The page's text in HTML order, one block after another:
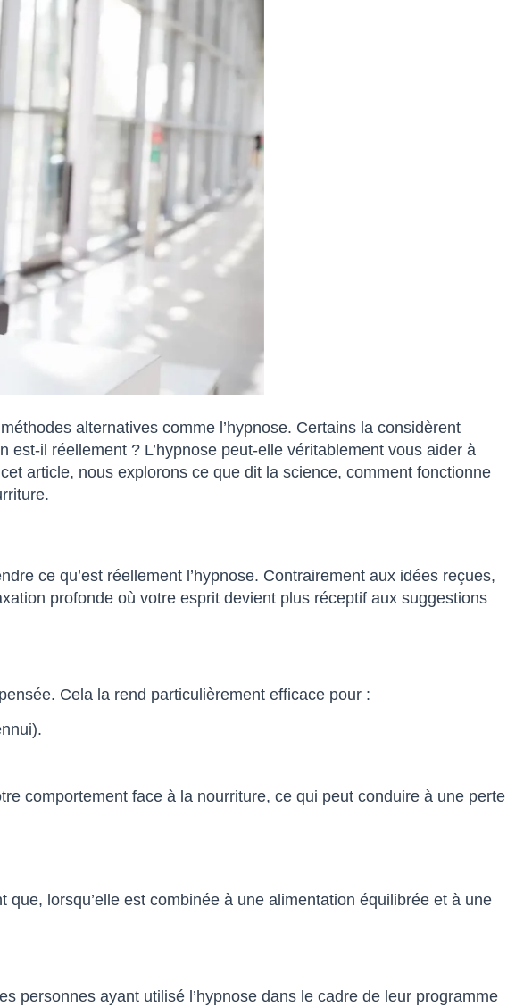
alternatives comme l’hypnose. Certains la considèrent
il réellement ? L’hypnose peut-elle véritablement vous aider à
article, nous explorons ce que dit la science, comment fonctionne
ce qu’est réellement l’hypnose. Contrairement aux idées reçues,
profonde où votre esprit devient plus réceptif aux suggestions
Cela la rend particulièrement efficace pour :
comportement face à la nourriture, ce qui peut conduire à une perte
lorsqu’elle est combinée à une alimentation équilibrée et à une
personnes ayant utilisé l’hypnose dans le cadre de leur programme